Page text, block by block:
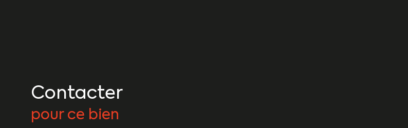
Contacter
pour ce bien